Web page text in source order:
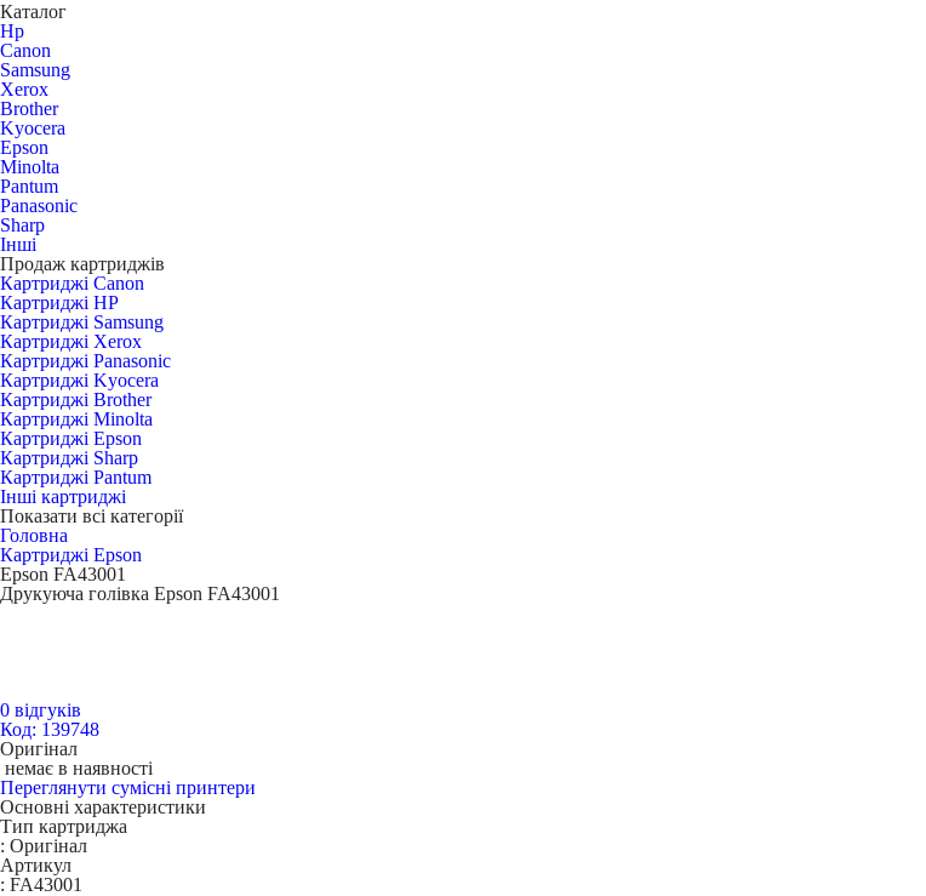
Каталог
Hp
Canon
Samsung
Xerox
Brother
Kyocera
Epson
Minolta
Pantum
Panasonic
Sharp
Інші
Продаж картриджів
Картриджі Canon
Картриджі HP
Картриджі Samsung
Картриджі Xerox
Картриджі Panasonic
Картриджі Kyocera
Картриджі Brother
Картриджі Minolta
Картриджі Epson
Картриджі Sharp
Картриджі Pantum
Інші картриджі
Показати всі категорії
Головна
Картриджі Epson
Epson FA43001
Друкуюча голівка Epson FA43001
0 відгуків
Код: 139748
Оригінал
немає в наявності
Переглянути сумісні принтери
Основні характеристики
Тип картриджа
: Оригінал
Артикул
: FA43001